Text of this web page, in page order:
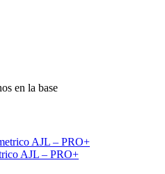
en la base
AJL – PRO+